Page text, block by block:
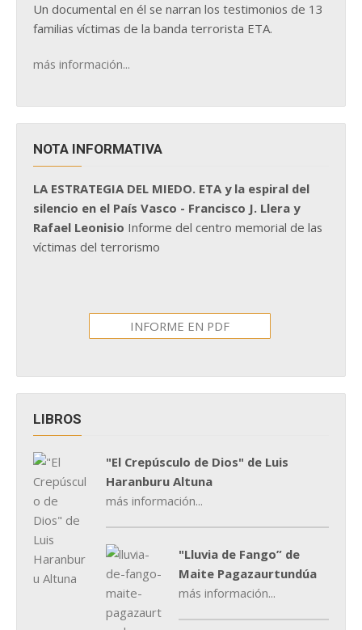
Un documental en él se narran los testimonios de 13
familias víctimas de la banda terrorista ETA.
más información...
NOTA INFORMATIVA
LA ESTRATEGIA DEL MIEDO. ETA y la espiral del
silencio en el País Vasco - Francisco J. Llera y
Rafael Leonisio Informe del centro memorial de las
víctimas del terrorismo
INFORME EN PDF
LIBROS
"El Crepúsculo de Dios" de Luis
Haranburu Altuna
más información...
"Lluvia de Fango” de
Maite Pagazaurtundúa
más información...